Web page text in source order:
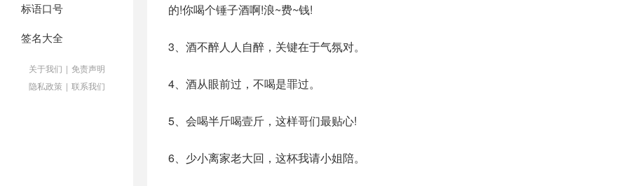
标语口号
签名大全
关于我们 | 免责声明
隐私政策 | 联系我们
的!你喝个锤子酒啊!浪~费~钱!
3、酒不醉人人自醉，关键在于气氛对。
4、酒从眼前过，不喝是罪过。
5、会喝半斤喝壹斤，这样哥们最贴心!
6、少小离家老大回，这杯我请小姐陪。